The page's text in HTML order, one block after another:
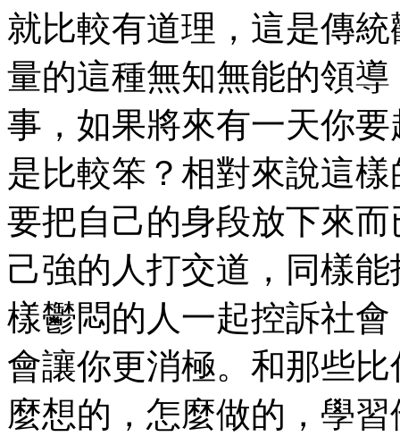
就比較有道理，這是傳
量的這種無知無能的領
事，如果將來有一天你
是比較笨？相對來說這
要把自己的身段放下來
己強的人打交道，同樣
樣鬱悶的人一起控訴社
會讓你更消極。和那些
麼想的，怎麼做的，學